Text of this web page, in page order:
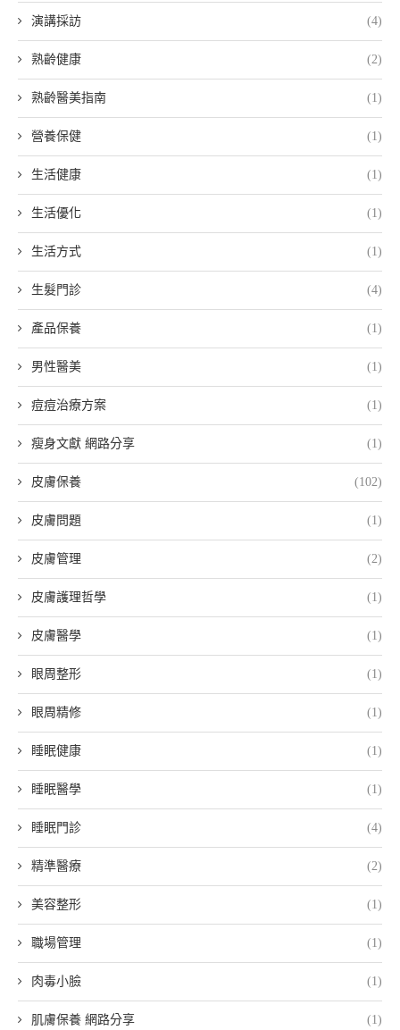
演講採訪 (4)
熟齡健康 (2)
熟齡醫美指南 (1)
營養保健 (1)
生活健康 (1)
生活優化 (1)
生活方式 (1)
生髮門診 (4)
產品保養 (1)
男性醫美 (1)
痘痘治療方案 (1)
瘦身文獻 網路分享 (1)
皮膚保養 (102)
皮膚問題 (1)
皮膚管理 (2)
皮膚護理哲學 (1)
皮膚醫學 (1)
眼周整形 (1)
眼周精修 (1)
睡眠健康 (1)
睡眠醫學 (1)
睡眠門診 (4)
精準醫療 (2)
美容整形 (1)
職場管理 (1)
肉毒小臉 (1)
肌膚保養 網路分享 (1)